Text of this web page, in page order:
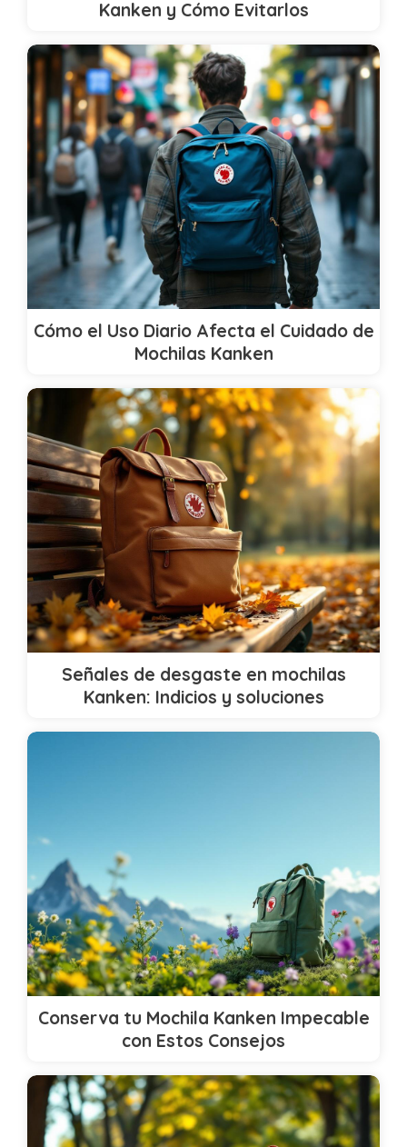
Kanken y Cómo Evitarlos
Cómo el Uso Diario Afecta el Cuidado de
Mochilas Kanken
Señales de desgaste en mochilas
Kanken: Indicios y soluciones
Conserva tu Mochila Kanken Impecable
con Estos Consejos